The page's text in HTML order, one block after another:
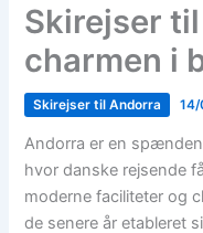
Skirejser
charmen i
Skirejser til Andorra
Andorra er en
hvor danske rejsende
moderne faciliteter og
de senere år etableret